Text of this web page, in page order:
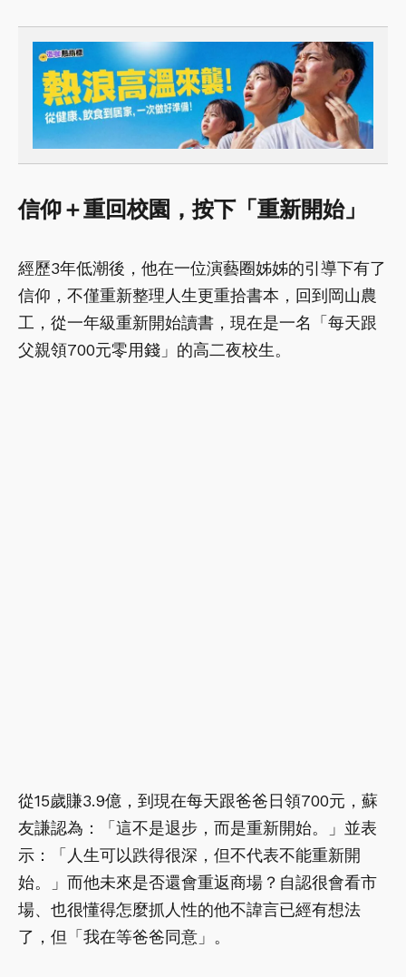
信仰＋重回校園，按下「重新開始」
經歷3年低潮後，他在一位演藝圈姊姊的引導下有了
信仰，不僅重新整理人生更重拾書本，回到岡山農
工，從一年級重新開始讀書，現在是一名「每天跟
父親領700元零用錢」的高二夜校生。
從15歲賺3.9億，到現在每天跟爸爸日領700元，蘇
友謙認為：「這不是退步，而是重新開始。」並表
示：「人生可以跌得很深，但不代表不能重新開
始。」而他未來是否還會重返商場？自認很會看市
場、也很懂得怎麼抓人性的他不諱言已經有想法
了，但「我在等爸爸同意」。